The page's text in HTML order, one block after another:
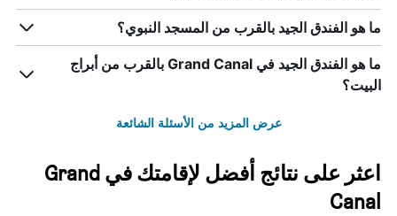
ما هو الفندق الجيد بالقرب من المسجد النبوي؟
ما هو الفندق الجيد في Grand Canal بالقرب من أبراج
البيت؟
عرض المزيد من الأسئلة الشائعة
اعثر على نتائج أفضل لإقامتك في Grand
Canal